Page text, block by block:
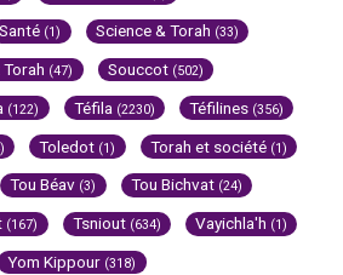
Santé (1) Science & Torah (33)
(47) Souccot (502)
(122) Téfila (2230) Téfilines (356)
Toledot (1) Torah et société (1)
Tou Béav (3) Tou Bichvat (24)
(167) Tsniout (634) Vayichla'h (1)
Yom Kippour (318)